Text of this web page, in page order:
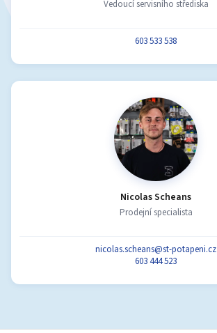
Vedoucí servisního střediska
603 533 538
Nicolas Scheans
Prodejní specialista
nicolas.scheans@st-potapeni.cz
603 444 523